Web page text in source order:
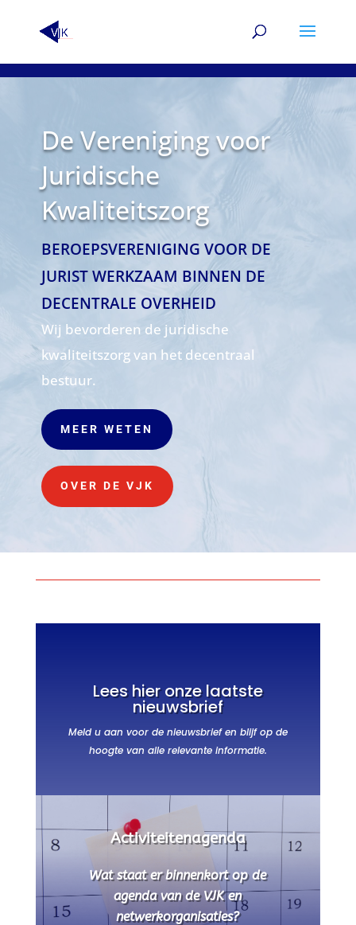
De Vereniging voor
Juridische
Kwaliteitszorg
BEROEPSVERENIGING VOOR DE
JURIST WERKZAAM BINNEN DE
DECENTRALE OVERHEID
Wij bevorderen de juridische
kwaliteitszorg van het decentraal
bestuur.
MEER WETEN
OVER DE VJK
Lees hier onze laatste
nieuwsbrief
Meld u aan voor de nieuwsbrief en blijf op de
hoogte van alle relevante informatie.
Activiteitenagenda
Wat staat er binnenkort op de
agenda van de VJK en
netwerkorganisaties?